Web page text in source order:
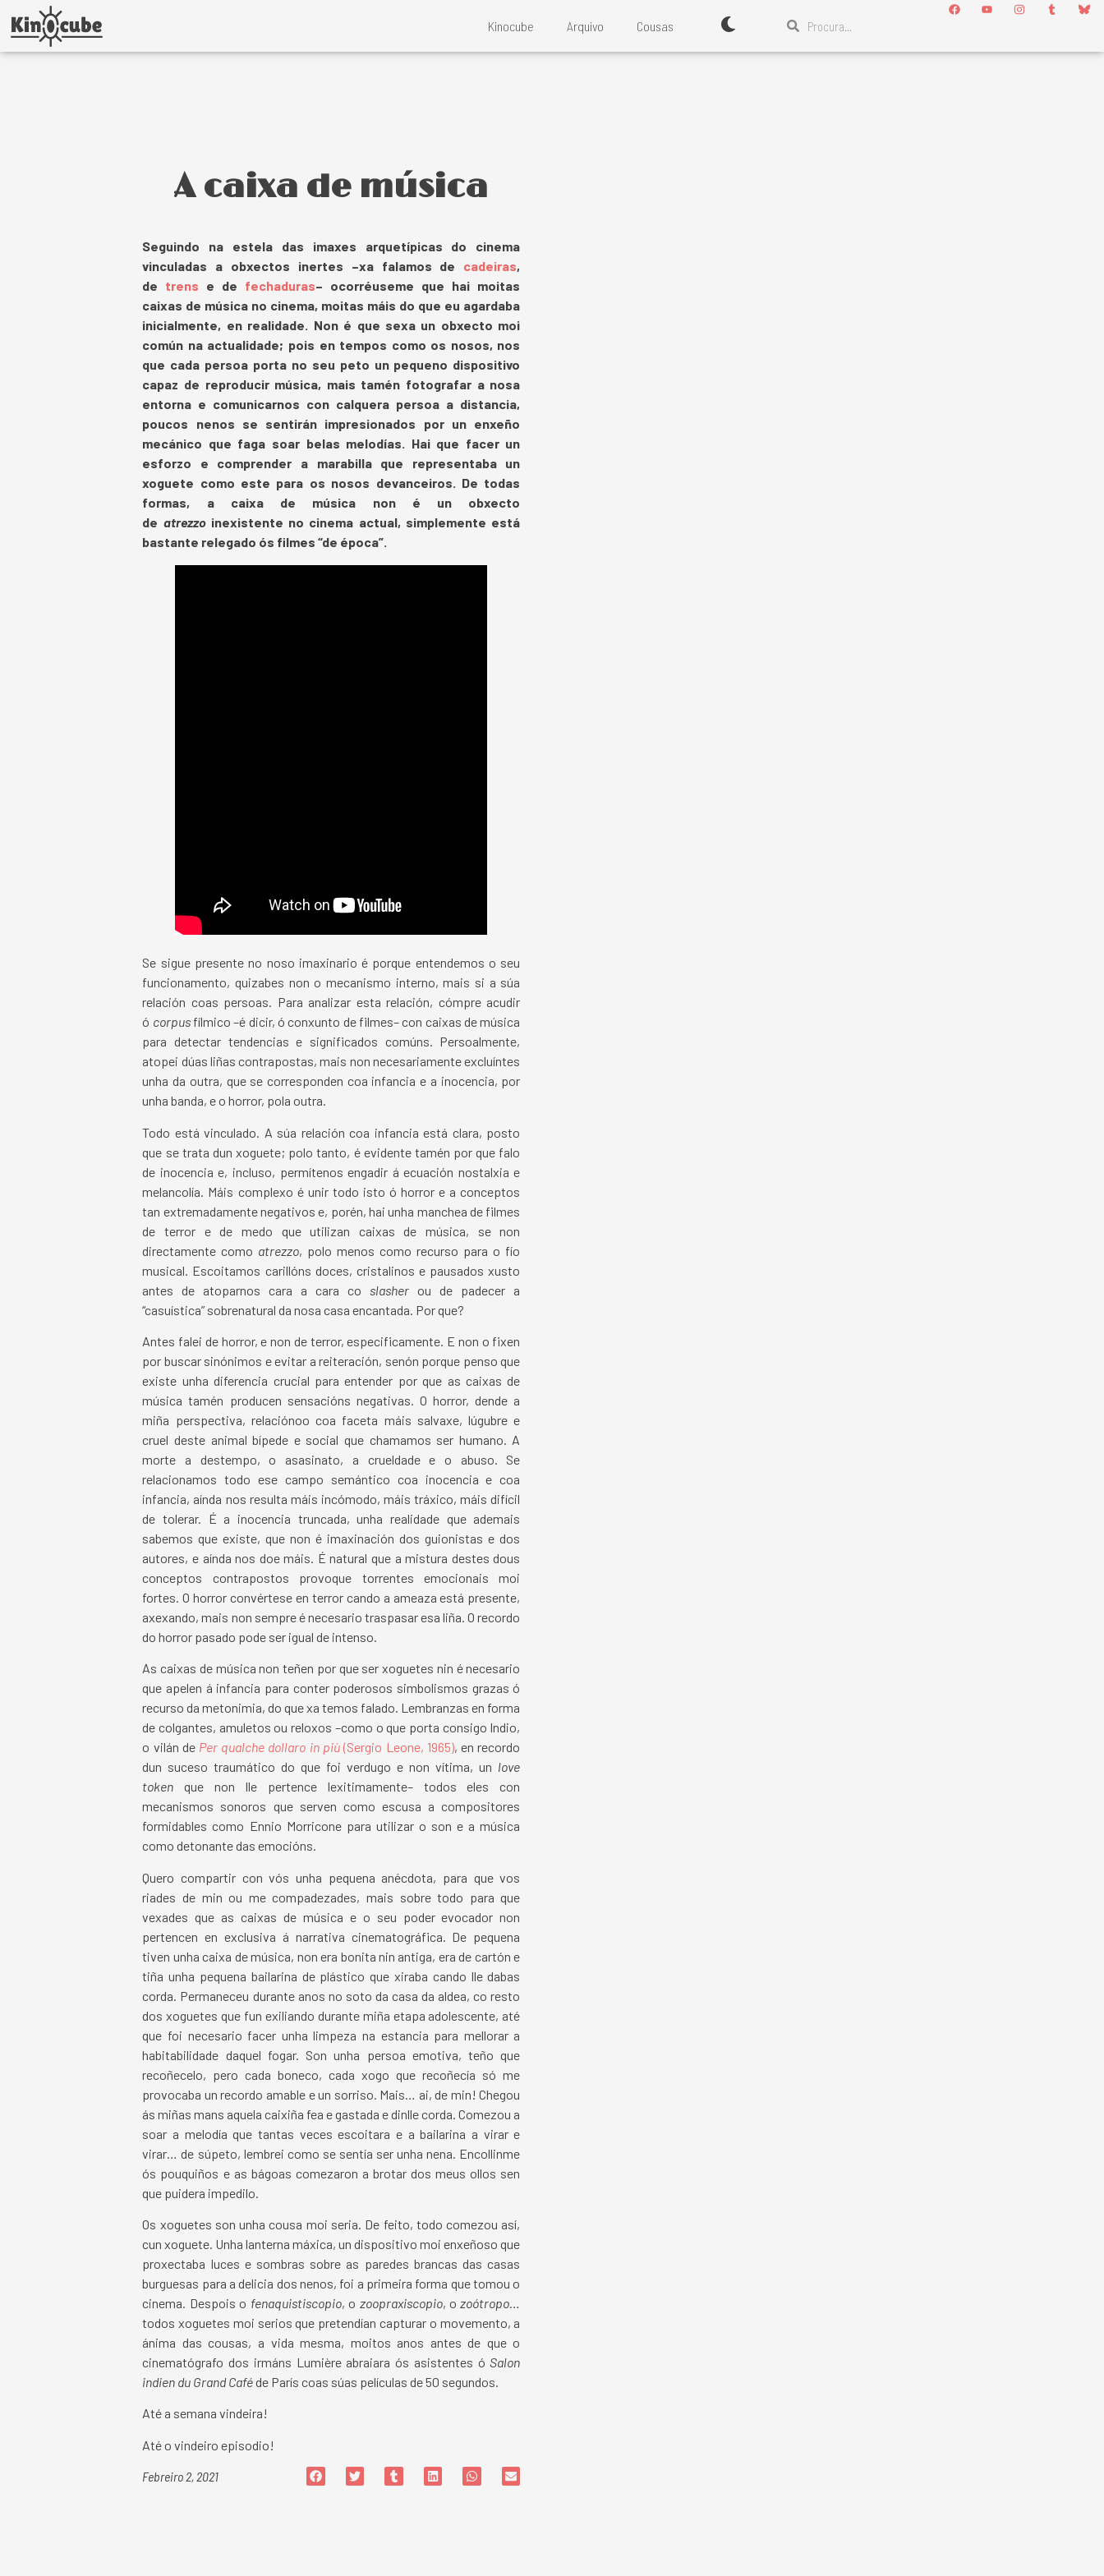
Kinocube Arquivo Cousas
A caixa de música
Seguindo na estela das imaxes arquetípicas do cinema
vinculadas a obxectos inertes –xa falamos de cadeiras,
de trens e de fechaduras– ocorréuseme que hai moitas
caixas de música no cinema, moitas máis do que eu agardaba
inicialmente, en realidade. Non é que sexa un obxecto moi
común na actualidade; pois en tempos como os nosos, nos
que cada persoa porta no seu peto un pequeno dispositivo
capaz de reproducir música, mais tamén fotografar a nosa
entorna e comunicarnos con calquera persoa a distancia,
poucos nenos se sentirán impresionados por un enxeño
mecánico que faga soar belas melodías. Hai que facer un
esforzo e comprender a marabilla que representaba un
xoguete como este para os nosos devanceiros. De todas
formas, a caixa de música non é un obxecto
de atrezzoinexistente no cinema actual, simplemente está
bastante relegado ós filmes “de época”.
Se sigue presente no noso imaxinario é porque entendemos o seu
funcionamento, quizabes non o mecanismo interno, mais si a súa
relación coas persoas. Para analizar esta relación, cómpre acudir
ó corpusfílmico –é dicir, ó conxunto de filmes– con caixas de música
para detectar tendencias e significados comúns. Persoalmente,
atopei dúas liñas contrapostas, mais non necesariamente excluíntes
unha da outra, que se corresponden coa infancia e a inocencia, por
unha banda, e o horror, pola outra.
Todo está vinculado. A súa relación coa infancia está clara, posto
que se trata dun xoguete; polo tanto, é evidente tamén por que falo
de inocencia e, incluso, permítenos engadir á ecuación nostalxia e
melancolía. Máis complexo é unir todo isto ó horror e a conceptos
tan extremadamente negativos e, porén, hai unha manchea de filmes
de terror e de medo que utilizan caixas de música, se non
directamente como atrezzo, polo menos como recurso para o fío
musical. Escoitamos carillóns doces, cristalinos e pausados xusto
antes de atoparnos cara a cara co slasher ou de padecer a
“casuística” sobrenatural da nosa casa encantada. Por que?
Antes falei de horror, e non de terror, especificamente. E non o fixen
por buscar sinónimos e evitar a reiteración, senón porque penso que
existe unha diferencia crucial para entender por que as caixas de
música tamén producen sensacións negativas. O horror, dende a
miña perspectiva, relaciónoo coa faceta máis salvaxe, lúgubre e
cruel deste animal bípede e social que chamamos ser humano. A
morte a destempo, o asasinato, a crueldade e o abuso. Se
relacionamos todo ese campo semántico coa inocencia e coa
infancia, aínda nos resulta máis incómodo, máis tráxico, máis difícil
de tolerar. É a inocencia truncada, unha realidade que ademais
sabemos que existe, que non é imaxinación dos guionistas e dos
autores, e aínda nos doe máis. É natural que a mistura destes dous
conceptos contrapostos provoque torrentes emocionais moi
fortes. O horror convértese en terror cando a ameaza está presente,
axexando, mais non sempre é necesario traspasar esa liña. O recordo
do horror pasado pode ser igual de intenso.
As caixas de música non teñen por que ser xoguetes nin é necesario
que apelen á infancia para conter poderosos simbolismos grazas ó
recurso da metonimia, do que xa temos falado. Lembranzas en forma
de colgantes, amuletos ou reloxos –como o que porta consigo Indio,
o vilán de Per qualche dollaro in più(Sergio Leone, 1965), en recordo
dun suceso traumático do que foi verdugo e non vítima, un love
token que non lle pertence lexitimamente– todos eles con
mecanismos sonoros que serven como escusa a compositores
formidables como Ennio Morricone para utilizar o son e a música
como detonante das emocións.
Quero compartir con vós unha pequena anécdota, para que vos
riades de min ou me compadezades, mais sobre todo para que
vexades que as caixas de música e o seu poder evocador non
pertencen en exclusiva á narrativa cinematográfica. De pequena
tiven unha caixa de música, non era bonita nin antiga, era de cartón e
tiña unha pequena bailarina de plástico que xiraba cando lle dabas
corda. Permaneceu durante anos no soto da casa da aldea, co resto
dos xoguetes que fun exiliando durante miña etapa adolescente, até
que foi necesario facer unha limpeza na estancia para mellorar a
habitabilidade daquel fogar. Son unha persoa emotiva, teño que
recoñecelo, pero cada boneco, cada xogo que recoñecía só me
provocaba un recordo amable e un sorriso. Mais… ai, de min! Chegou
ás miñas mans aquela caixiña fea e gastada e dinlle corda. Comezou a
soar a melodía que tantas veces escoitara e a bailarina a virar e
virar… de súpeto, lembrei como se sentía ser unha nena. Encollinme
ós pouquiños e as bágoas comezaron a brotar dos meus ollos sen
que puidera impedilo.
Os xoguetes son unha cousa moi seria. De feito, todo comezou así,
cun xoguete. Unha lanterna máxica, un dispositivo moi enxeñoso que
proxectaba luces e sombras sobre as paredes brancas das casas
burguesas para a delicia dos nenos, foi a primeira forma que tomou o
cinema. Despois o fenaquistiscopio, o zoopraxiscopio, ozoótropo…
todos xoguetes moi serios que pretendían capturar o movemento, a
ánima das cousas, a vida mesma, moitos anos antes de que o
cinematógrafo dos irmáns Lumière abraiara ós asistentes óSalon
indien du Grand Caféde París coas súas películas de 50 segundos.
Até a semana vindeira!
Até o vindeiro episodio!
Febreiro 2, 2021